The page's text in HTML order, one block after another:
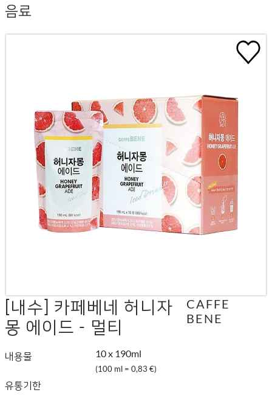
음료
[내수] 카페베네 허니자
몽 에이드 - 멀티
내용물 10 x 190ml
(100 ml = 0,83 €)
유통기한
CAFFE
BENE